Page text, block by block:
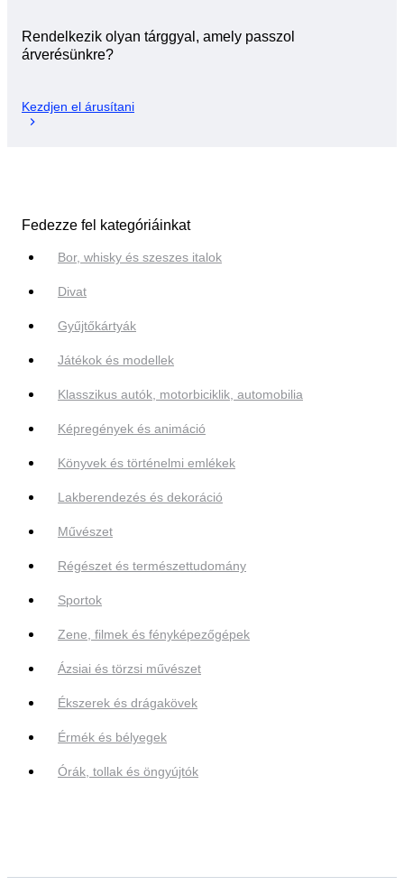
Rendelkezik olyan tárggyal, amely passzol
árverésünkre?
Kezdjen el árusítani
Fedezze fel kategóriáinkat
Bor, whisky és szeszes italok
Divat
Gyűjtőkártyák
Játékok és modellek
Klasszikus autók, motorbiciklik, automobilia
Képregények és animáció
Könyvek és történelmi emlékek
Lakberendezés és dekoráció
Művészet
Régészet és természettudomány
Sportok
Zene, filmek és fényképezőgépek
Ázsiai és törzsi művészet
Ékszerek és drágakövek
Érmék és bélyegek
Órák, tollak és öngyújtók